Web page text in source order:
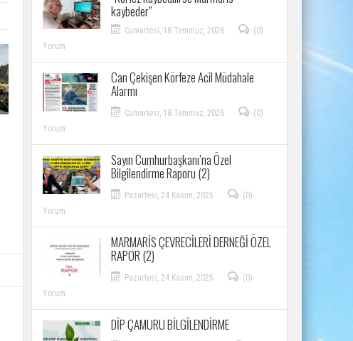
kaybeder”
Cumartesi, 18 Temmuz, 2026
(0)
Yorum
Can Çekişen Körfeze Acil Müdahale
Alarmı
Cumartesi, 18 Temmuz, 2026
(0)
Yorum
Sayın Cumhurbaşkanı’na Özel
Bilgilendirme Raporu (2)
Pazartesi, 24 Kasım, 2025
(0)
Yorum
MARMARİS ÇEVRECİLERİ DERNEĞİ ÖZEL
RAPOR (2)
Pazartesi, 24 Kasım, 2025
(0)
Yorum
DİP ÇAMURU BİLGİLENDİRME